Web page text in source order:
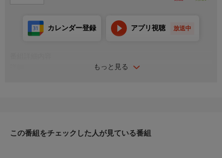
もっと見る
カレンダー登録 アプリ視聴 放送中
【2008年制作】
この番組をチェックした人が見ている番組